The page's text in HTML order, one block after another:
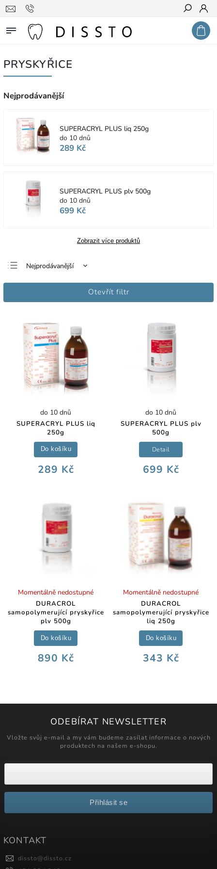
Hledat
PRYSKYŘICE
Nejprodávanější
SUPERACRYL PLUS liq 250g
do 10 dnů
289 Kč
SUPERACRYL PLUS plv 500g
do 10 dnů
699 Kč
Zobrazit více produktů
Nejprodávanější
Nejlevnější
Otevřít filtr
SUPERACRYL PLUS liq
250g
do 10 dnů
289 Kč
Do košíku
SUPERACRYL PLUS plv
500g
do 10 dnů
699 Kč
Detail
DURACROL
samopolymerující pryskyřice
plv 500g
Momentálně nedostupné
890 Kč
Do košíku
DURACROL
samopolymerující pryskyřice
liq 250g
Momentálně nedostupné
343 Kč
Do košíku
ODEBÍRAT NEWSLETTER
Vložte svůj e-mail a my vám budeme zasílat informace o nových
produktech na našem e-shopu.
Přihlásit se
KONTAKT
dissto@dissto.cz